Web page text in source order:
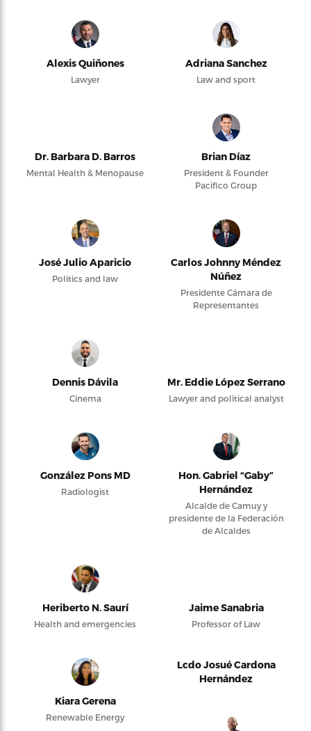
Alexis Quiñones
Lawyer
Adriana Sanchez
Law and sport
Dr. Barbara D. Barros
Mental Health & Menopause
Brian Díaz
President & Founder
Pacifico Group
José Julio Aparicio
Politics and law
Carlos Johnny Méndez
Núñez
Presidente Cámara de
Representantes
Dennis Dávila
Cinema
Mr. Eddie López Serrano
Lawyer and political analyst
González Pons MD
Radiologist
Hon. Gabriel “Gaby”
Hernández
Alcalde de Camuy y
presidente de la Federación
de Alcaldes
Heriberto N. Saurí
Health and emergencies
Jaime Sanabria
Professor of Law
Kiara Gerena
Renewable Energy
Lcdo Josué Cardona
Hernández